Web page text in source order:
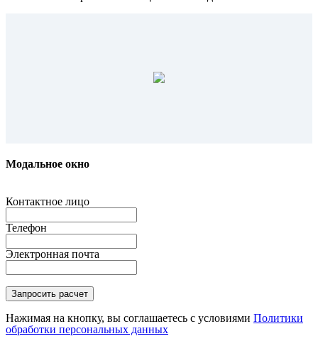
Модальное окно
Контактное лицо
Телефон
Электронная почта
Нажимая на кнопку, вы соглашаетесь с условиями Политики
обработки персональных данных